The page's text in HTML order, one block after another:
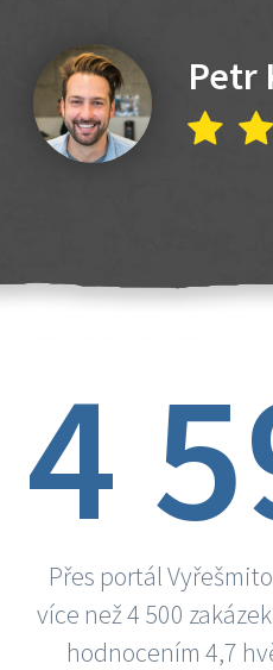
Petr
4
Přes portál
více než 4 500
hodnocením 4,7